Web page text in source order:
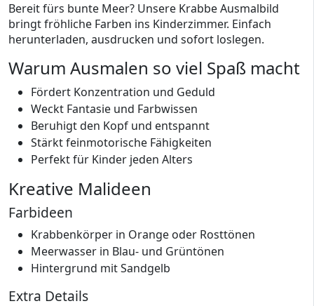
Bereit fürs bunte Meer? Unsere Krabbe Ausmalbild
bringt fröhliche Farben ins Kinderzimmer. Einfach
herunterladen, ausdrucken und sofort loslegen.
Warum Ausmalen so viel Spaß macht
Fördert Konzentration und Geduld
Weckt Fantasie und Farbwissen
Beruhigt den Kopf und entspannt
Stärkt feinmotorische Fähigkeiten
Perfekt für Kinder jeden Alters
Kreative Malideen
Farbideen
Krabbenkörper in Orange oder Rosttönen
Meerwasser in Blau- und Grüntönen
Hintergrund mit Sandgelb
Extra Details